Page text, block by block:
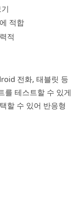
적합
적
전화, 태블릿 등
를 테스트할 수 있게
할 수 있어 반응형